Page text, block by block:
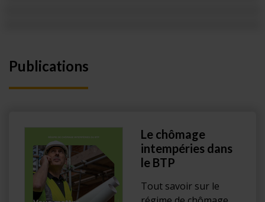
Publications
Le chômage
intempéries dans
le BTP
Tout savoir sur le